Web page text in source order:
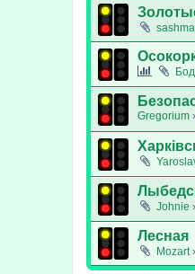
Gregorium
Johnie
Лесная
Mozart